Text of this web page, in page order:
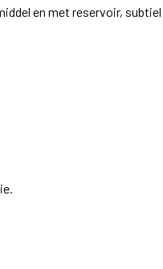
en met reservoir,